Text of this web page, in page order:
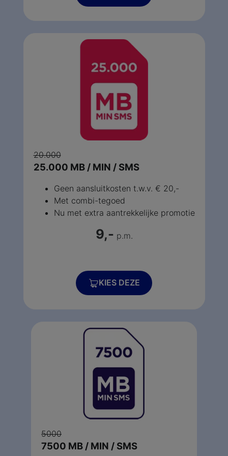
5000
7500 MB / MIN / SMS
20.000
25.000 MB / MIN / SMS
Geen aansluitkosten t.w.v. € 20,-
Met combi-tegoed
Nu met extra aantrekkelijke promotie
9,- p.m.
KIES DEZE